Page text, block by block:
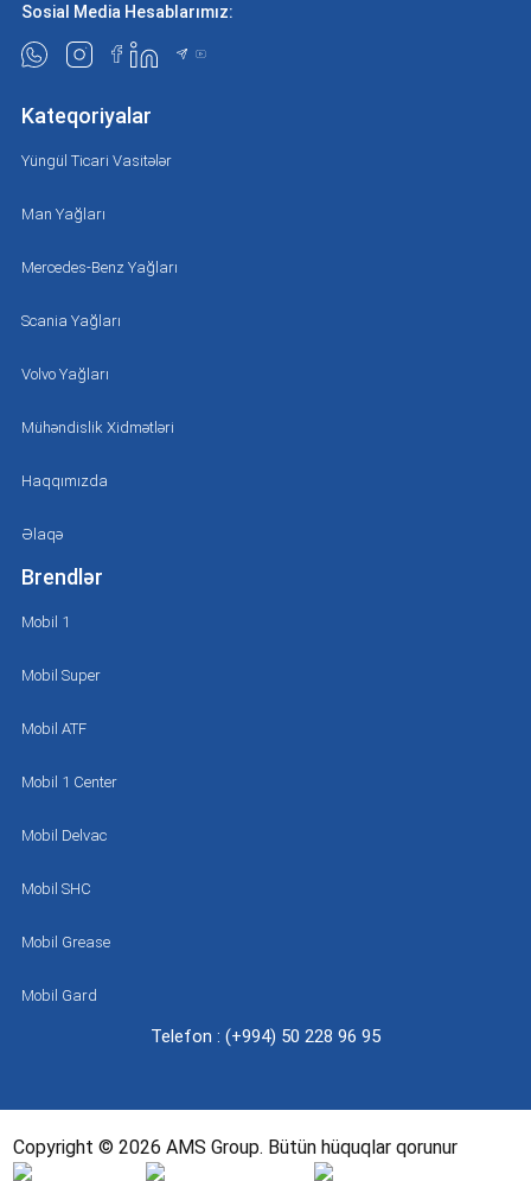
Sosial Media Hesablarımız:
Kateqoriyalar
Yüngül Ticari Vasitələr
Man Yağları
Mercedes-Benz Yağları
Scania Yağları
Volvo Yağları
Mühəndislik Xidmətləri
Haqqımızda
Əlaqə
Brendlər
Mobil 1
Mobil Super
Mobil ATF
Mobil 1 Center
Mobil Delvac
Mobil SHC
Mobil Grease
Mobil Gard
Telefon : (+994) 50 228 96 95
Copyright © 2026 AMS Group. Bütün hüquqlar qorunur